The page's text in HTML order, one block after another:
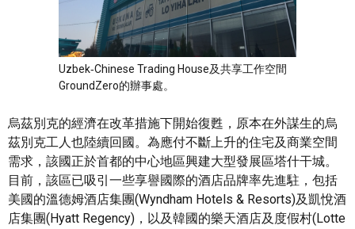
Uzbek‑Chinese Trading House及共享工作空間
GroundZero的辦事處。
烏茲別克的經濟在改革措施下開始復甦，原本在外謀生的烏
茲別克工人也陸續回國。為應付不斷上升的住宅及商業空間
需求，該國正於首都的中心地區興建大型發展區塔什干城。
目前，該區已吸引一些享譽國際的酒店品牌率先進駐，包括
美國的溫德姆酒店集團(Wyndham Hotels & Resorts)及凱悅酒
店集團(Hyatt Regency)，以及韓國的樂天酒店及度假村(Lotte